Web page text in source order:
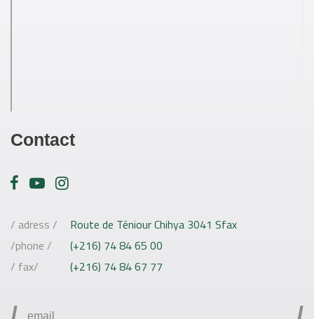
Contact
/ adress /
Route de Téniour Chihya 3041 Sfax
/phone /
(+216) 74 84 65 00
/ fax/
(+216) 74 84 67 77